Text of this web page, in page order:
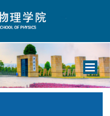
Toggle